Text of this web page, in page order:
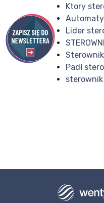
Ktory
Lider
Sterownik
Padł
sterownik